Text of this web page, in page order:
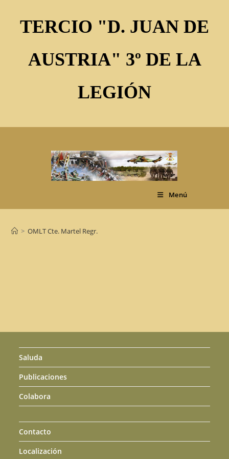
contenidoTERCIO "D. JUAN DE
AUSTRIA" 3º DE LA
LEGIÓN
Menú
> OMLT Cte. Martel Regr.
Saluda
Publicaciones
Colabora
Contacto
Localización